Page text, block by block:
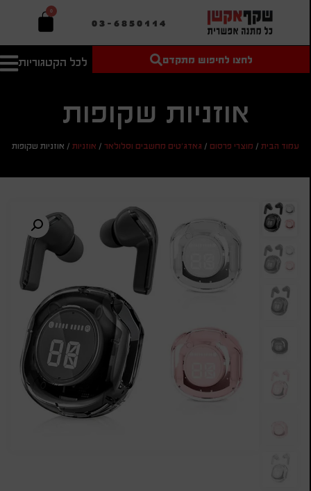
03-6850114
0
לכל הקטגוריות
טקסט חופשי
מחיר מיני'
חיפוש
לחצו לחיפוש מתקדם
אוזניות שקופות
עמוד הבית/ מוצרי פרסום/ גאדג'טים מחשבים וסלולאר/ אוזניות/ אוזניות שקופות